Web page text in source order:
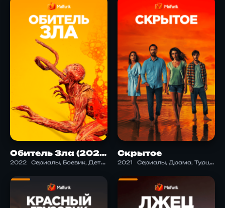
Обитель Зла (2022)
2022 Сериалы, Боевик, Детектив, Драма, Научная фантастика, Ужасы, Фантастика
Скрытое
2021 Сериалы, Драма, Турция